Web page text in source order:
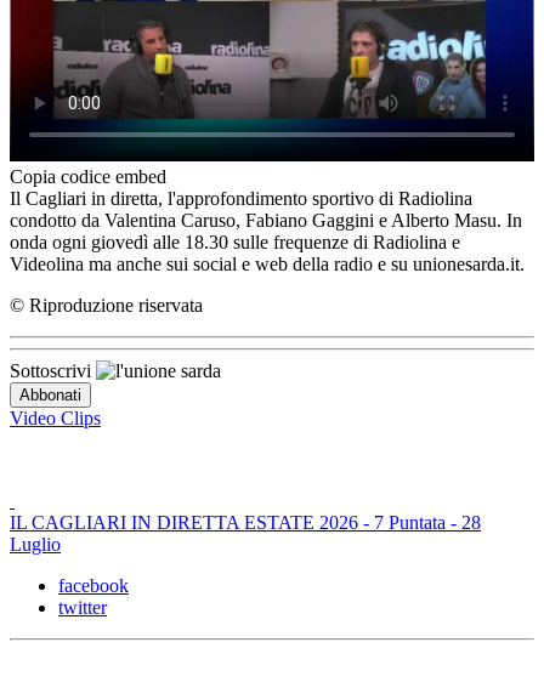
Copia codice embed
Il Cagliari in diretta, l'approfondimento sportivo di Radiolina
condotto da Valentina Caruso, Fabiano Gaggini e Alberto Masu. In
onda ogni giovedì alle 18.30 sulle frequenze di Radiolina e
Videolina ma anche sui social e web della radio e su unionesarda.it.
© Riproduzione riservata
Sottoscrivi
Video Clips
IL CAGLIARI IN DIRETTA ESTATE 2026 - 7 Puntata - 28
Luglio
facebook
twitter